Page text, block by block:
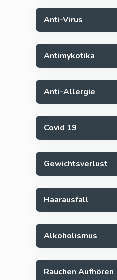
Anti-Virus
Antimykotika
Anti-Allergie
Covid 19
Gewichtsverlust
Haarausfall
Alkoholismus
Rauchen Aufhören